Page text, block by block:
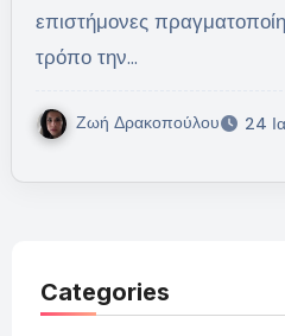
επιστήμονες
τρόπο την…
Ζωή Δρακοπούλου 24
Categories